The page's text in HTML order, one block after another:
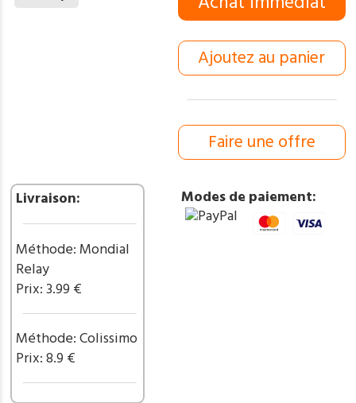
50,00 €.30,00 €.
256Couches
Manche
en
Acier
ref
G302
Ajoutez au panier
Faire une offre
Livraison:
Méthode: Mondial
Relay
Prix: 3.99 €
Méthode: Colissimo
Prix: 8.9 €
Modes de paiement: